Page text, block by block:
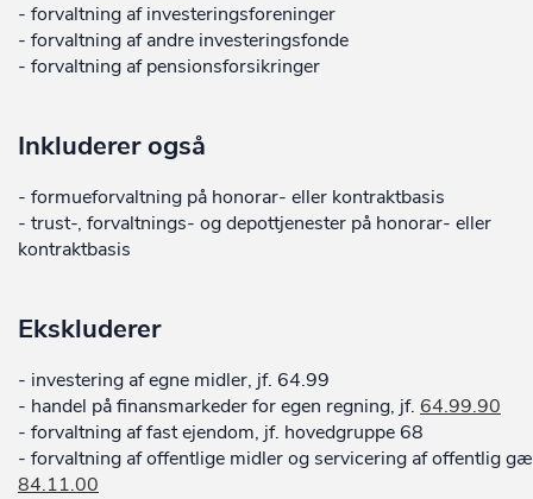
- forvaltning af investeringsforeninger
- forvaltning af andre investeringsfonde
- forvaltning af pensionsforsikringer
Inkluderer også
- formueforvaltning på honorar- eller kontraktbasis
- trust-, forvaltnings- og depottjenester på honorar- eller
kontraktbasis
Ekskluderer
- investering af egne midler, jf. 64.99
- handel på finansmarkeder for egen regning, jf. 64.99.90
- forvaltning af fast ejendom, jf. hovedgruppe 68
- forvaltning af offentlige midler og servicering af offentlig
84.11.00